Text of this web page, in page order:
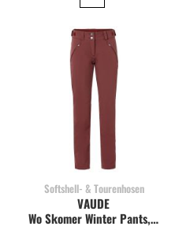
Softshell- & Tourenhosen
Wo Skomer Winter Pants, dark cherry
VAUDE